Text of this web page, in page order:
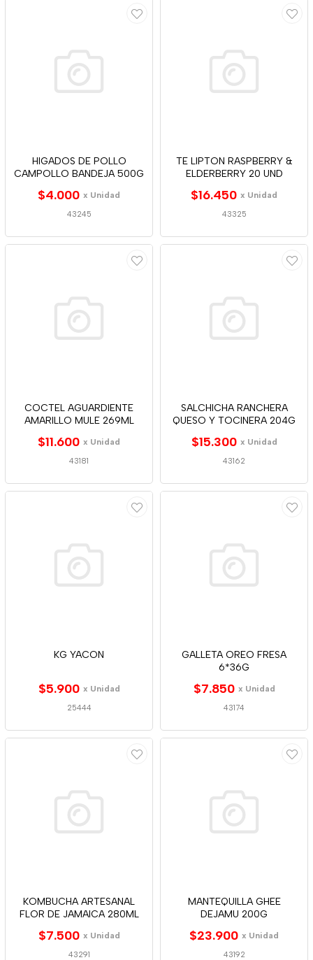
HIGADOS DE POLLO
CAMPOLLO BANDEJA 500G
$4.000 x Unidad
43245
TE LIPTON RASPBERRY &
ELDERBERRY 20 UND
$16.450 x Unidad
43325
COCTEL AGUARDIENTE
AMARILLO MULE 269ML
$11.600 x Unidad
43181
SALCHICHA RANCHERA
QUESO Y TOCINERA 204G
$15.300 x Unidad
43162
KG YACON
$5.900 x Unidad
25444
GALLETA OREO FRESA
6*36G
$7.850 x Unidad
43174
KOMBUCHA ARTESANAL
FLOR DE JAMAICA 280ML
$7.500 x Unidad
43291
MANTEQUILLA GHEE
DEJAMU 200G
$23.900 x Unidad
43192